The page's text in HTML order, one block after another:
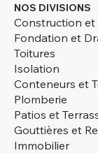
NOS DIVISIONS
Construction
Fondation et
Toitures
Isolation
Conteneurs et
Plomberie
Patios et
Gouttières et
Immobilier